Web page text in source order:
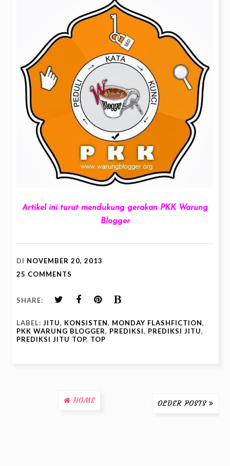
Artikel ini turut mendukung gerakan PKK Warung
Blogger
DI NOVEMBER 20, 2013
25 COMMENTS
SHARE:
LABEL: JITU, KONSISTEN, MONDAY FLASHFICTION,
PKK WARUNG BLOGGER, PREDIKSI, PREDIKSI JITU,
PREDIKSI JITU TOP, TOP
OLDER POSTS
HOME